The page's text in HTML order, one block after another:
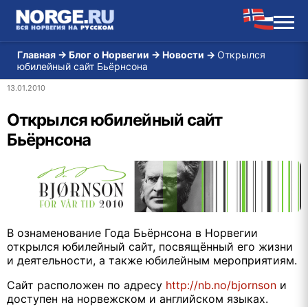
Главная → Блог о Норвегии → Новости → Открылся
юбилейный сайт Бьёрнсона
13.01.2010
Открылся юбилейный сайт
Бьёрнсона
В ознаменование Года Бьёрнсона в Норвегии
открылся юбилейный сайт, посвящённый его жизни
и деятельности, а также юбилейным мероприятиям.
Сайт расположен по адресу http://nb.no/bjornson и
доступен на норвежском и английском языках.